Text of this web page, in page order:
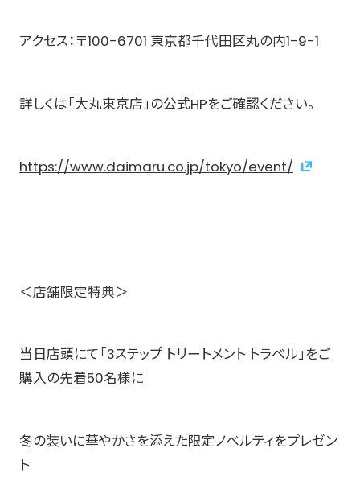
アクセス：〒100-6701 東京都千代田区丸の内1-9-1
詳しくは「大丸東京店」の公式HPをご確認ください。
https://www.daimaru.co.jp/tokyo/event/
＜店舗限定特典＞
当日店頭にて「3ステップ トリートメント トラベル」をご
購入の先着50名様に
冬の装いに華やかさを添えた限定ノベルティをプレゼン
ト